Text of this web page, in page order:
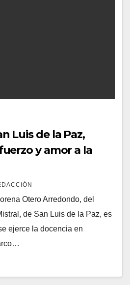
Luis de la Paz,
y amor a la
Otero Arredondo, del
de San Luis de la Paz, es
ejerce la docencia en